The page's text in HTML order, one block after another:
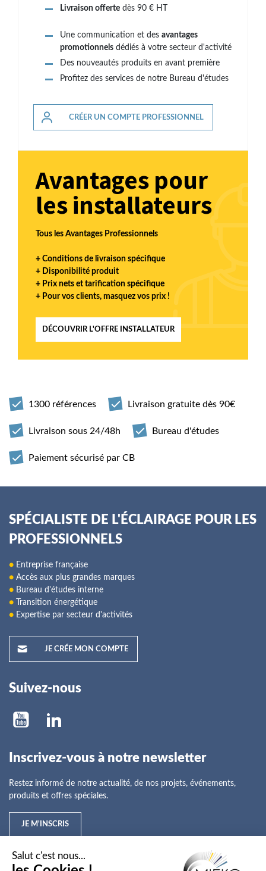
Livraison offerte dès 90 € HT
Une communication et des avantages
promotionnels dédiés à votre secteur d'activité
Des nouveautés produits en avant première
Profitez des services de notre Bureau d'études
CRÉER UN COMPTE PROFESSIONNEL
Avantages pour
les installateurs
Tous les Avantages Professionnels
+ Conditions de livraison spécifique
+ Disponibilité produit
+ Prix nets et tarification spécifique
+ Pour vos clients, masquez vos prix !
DÉCOUVRIR L'OFFRE INSTALLATEUR
1300 références Livraison gratuite dès 90€
Livraison sous 24/48h Bureau d'études
Paiement sécurisé par CB
SPÉCIALISTE DE L'ÉCLAIRAGE POUR LES
PROFESSIONNELS
● Entreprise française
● Accès aux plus grandes marques
● Bureau d'études interne
● Transition énergétique
● Expertise par secteur d'activités
JE CRÉE MON COMPTE
Suivez-nous
Inscrivez-vous à notre newsletter
Restez informé de notre actualité, de nos projets, événements,
produits et offres spéciales.
JE M'INSCRIS